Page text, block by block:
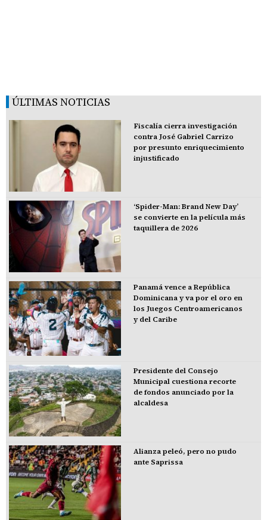
ÚLTIMAS NOTICIAS
Fiscalía cierra investigación
contra José Gabriel Carrizo
por presunto enriquecimiento
injustificado
‘Spider-Man: Brand New Day’
se convierte en la película más
taquillera de 2026
Panamá vence a República
Dominicana y va por el oro en
los Juegos Centroamericanos
y del Caribe
Presidente del Consejo
Municipal cuestiona recorte
de fondos anunciado por la
alcaldesa
Alianza peleó, pero no pudo
ante Saprissa